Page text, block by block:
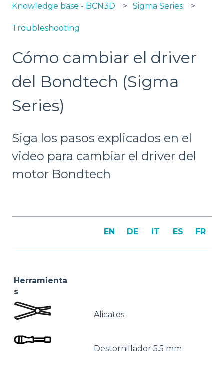
Knowledge base - BCN3D Sigma Series
Troubleshooting
Cómo cambiar el driver
del Bondtech (Sigma
Series)
Siga los pasos explicados en el
video para cambiar el driver del
motor Bondtech
EN DE IT ES FR
Herramienta
s
Alicates
Destornillador 5.5 mm